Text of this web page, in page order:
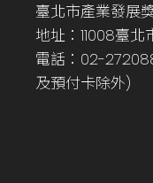
臺北市產業發展
地址：11008臺
電話：02-
及預付卡除外)